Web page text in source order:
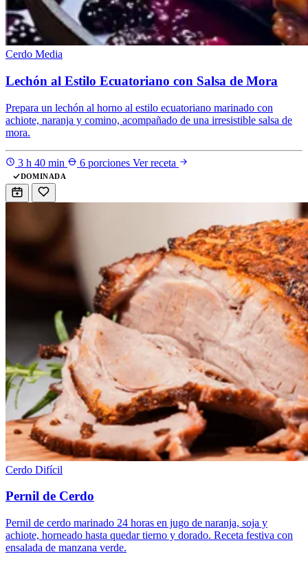
Cerdo Media
Lechón al Estilo Ecuatoriano con Salsa de Mora
Prepara un lechón al horno al estilo ecuatoriano marinado con
achiote, naranja y comino, acompañado de una irresistible salsa de
mora.
3 h 40 min 6 porciones Ver receta
DOMINADA
Cerdo Difícil
Pernil de Cerdo
Pernil de cerdo marinado 24 horas en jugo de naranja, soja y
achiote, horneado hasta quedar tierno y dorado. Receta festiva con
ensalada de manzana verde.